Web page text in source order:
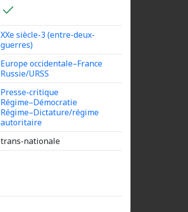
XXe siècle-3 (entre-deux-
guerres)
Europe occidentale–France
Russie/URSS
Presse-critique
Régime–Démocratie
Régime–Dictature/régime
autoritaire
trans-nationale